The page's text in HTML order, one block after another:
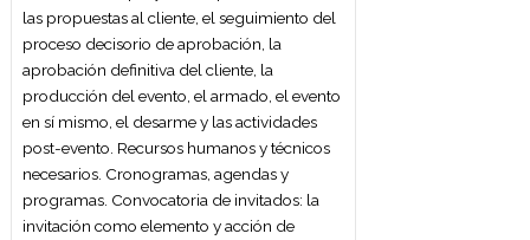
servicio. La calidad del servicio. Elementos
del salón. Montaje de mesas. La comanda.
Tipos de servicio de alimentos y bebidas.
Desarrollo del servicio. Tareas post servicio.
Servicio de vino y otras bebidas. Tipos de
copas.
CEREMONIAL Y PROTOCOLO